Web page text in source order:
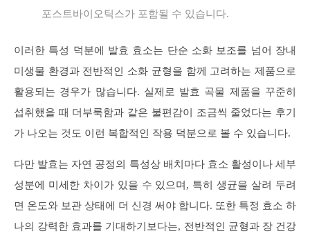
포스트바이오틱스가 포함될 수 있습니다.
이러한 특성 덕분에 발효 효소는 단순 소화 보조를 넘어 장내
미생물 환경과 전반적인 소화 균형을 함께 고려하는 제품으로
활용되는 경우가 많습니다. 실제로 발효 곡물 제품을 꾸준히
섭취했을 때 더부룩함과 같은 불편감이 조금씩 줄었다는 후기
가 나오는 것도 이런 복합적인 작용 덕분으로 볼 수 있습니다.
다만 발효는 자연 공정의 특성상 배치마다 효소 활성이나 세부
성분에 미세한 차이가 있을 수 있으며, 특히 생균을 살려 두려
면 온도와 보관 상태에 더 신경 써야 합니다. 또한 특정 효소 하
나의 강력한 효과를 기대하기보다는, 전반적인 균형과 장 건강